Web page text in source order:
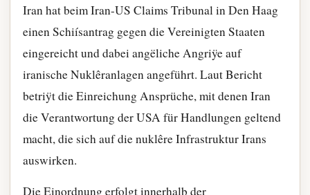
Iran hat beim Iran-US Claims Tribunal in Den Haag
einen Schiísantrag gegen die Vereinigten Staaten
eingereicht und dabei angëliche Angriÿe auf
iranische Nuklêranlagen angeführt. Laut Bericht
betriÿt die Einreichung Ansprüche, mit denen Iran
die Verantwortung der USA für Handlungen geltend
macht, die sich auf die nuklêre Infrastruktur Irans
auswirken.
Die Einordnung erfolgt innerhalb der